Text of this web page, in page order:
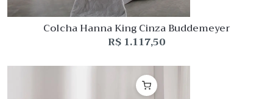
Colcha Hanna King Cinza Buddemeyer
R$ 1.117,50